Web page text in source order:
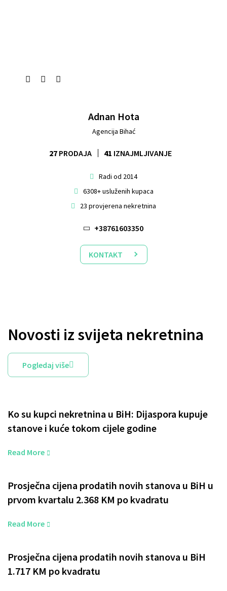
Adnan Hota
Agencija Bihać
27 PRODAJA 41 IZNAJMLJIVANJE
Radi od 2014
6308+ usluženih kupaca
23 provjerena nekretnina
+38761603350
KONTAKT
Novosti iz svijeta nekretnina
Pogledaj više
Ko su kupci nekretnina u BiH: Dijaspora kupuje
stanove i kuće tokom cijele godine
Read More
Prosječna cijena prodatih novih stanova u BiH u
prvom kvartalu 2.368 KM po kvadratu
Read More
Prosječna cijena prodatih novih stanova u BiH
1.717 KM po kvadratu